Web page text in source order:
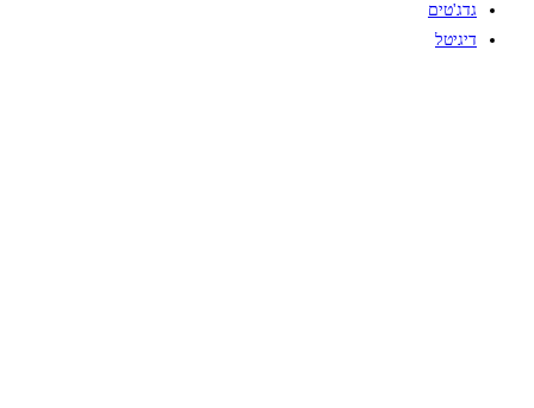
גדג'טים
דיגיטל